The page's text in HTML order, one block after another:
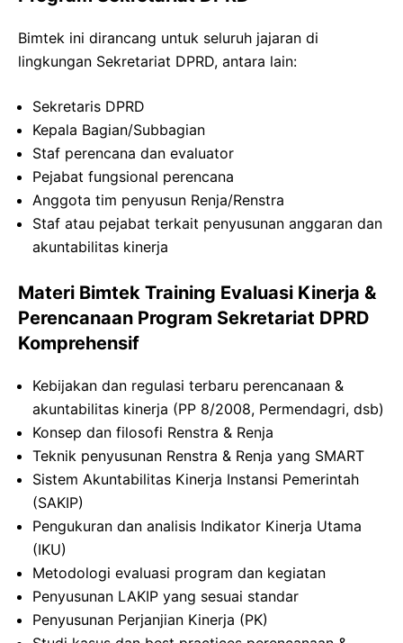
Bimtek ini dirancang untuk seluruh jajaran di
lingkungan Sekretariat DPRD, antara lain:
Sekretaris DPRD
Kepala Bagian/Subbagian
Staf perencana dan evaluator
Pejabat fungsional perencana
Anggota tim penyusun Renja/Renstra
Staf atau pejabat terkait penyusunan anggaran dan
akuntabilitas kinerja
Materi Bimtek Training Evaluasi Kinerja &
Perencanaan Program Sekretariat DPRD
Komprehensif
Kebijakan dan regulasi terbaru perencanaan &
akuntabilitas kinerja (PP 8/2008, Permendagri, dsb)
Konsep dan filosofi Renstra & Renja
Teknik penyusunan Renstra & Renja yang SMART
Sistem Akuntabilitas Kinerja Instansi Pemerintah
(SAKIP)
Pengukuran dan analisis Indikator Kinerja Utama
(IKU)
Metodologi evaluasi program dan kegiatan
Penyusunan LAKIP yang sesuai standar
Penyusunan Perjanjian Kinerja (PK)